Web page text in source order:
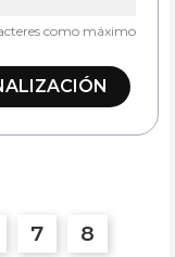
como máximo
7
8